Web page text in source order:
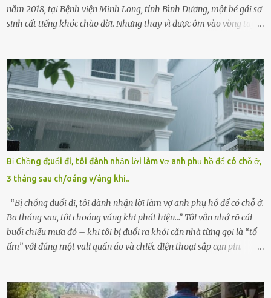
năm 2018, tại Bệnh viện Minh Long, tỉnh Bình Dương, một bé gái sơ
sinh cất tiếng khóc chào đời. Nhưng thay vì được ôm vào vòng tay
hảo, địa vị cao sang của ông Trần Quốc Tùng xem như điềm gở. Ông
Tùng, một doanh nhân quyền lực có tiếng ở Bình Dương, cùng vợ là
bà Đỗ Thị Nga, lập tức ra quyết định nhẫn tâm: bỏ lại đứa trẻ. Họ
viện cớ “không đủ khả năng nuôi dưỡng” và ký vào giấy từ chối
quyền giám hộ, yêu cầu bệnh viện xử lý bé như một trường hợp bị
bỏ rơi. Trong khi ấy, con gái ruột của họ – Trần Lệ Mi – vẫn đang
mê man sau sinh, hoàn toàn không hay biết chuyện gì xảy ra.
Thiếu úy Nguyễn Thị Mai, một nữ cảnh sát công tác tại địa phương,
tình cờ chứng kiến giây phút bé bị đưa đi trong lặng lẽ. Nét mặt đỏ
hỏn, bàn tay bé xíu co quắp, ...
Bị Chồng đ;uổi đi, tôi đành nhận lời làm vợ anh phụ hồ để có chỗ ở,
3 tháng sau ch/oáng v/áng khi..
“Bị chồng đuổi đi, tôi đành nhận lời làm vợ anh phụ hồ để có chỗ ở.
Ba tháng sau, tôi choáng váng khi phát hiện…” Tôi vẫn nhớ rõ cái
buổi chiều mưa đó – khi tôi bị đuổi ra khỏi căn nhà từng gọi là “tổ
ấm” với đúng một vali quần áo và chiếc điện thoại sắp cạn pin.
cưới cô để có con. Không phải để nuôi một cái thân bất tài chỉ biết